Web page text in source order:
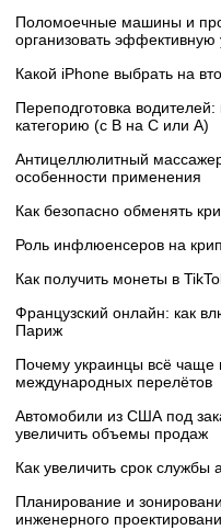
Поломоечные машины и
организовать эффективную
Какой iPhone выбрать на
Переподготовка
категорию (с B на C или А)
Антицеллюлитный
особенности применения
Как безопасно обменять
Роль инфлюенсеров на
Как получить монеты в
Французский онлайн: как
Париж
Почему украинцы всё
международных перелётов
Автомобили из США под
увеличить объемы продаж
Как увеличить срок службы
Планирование и
инженерного